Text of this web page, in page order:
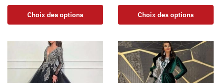
Choix des options Choix des options